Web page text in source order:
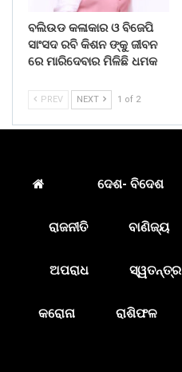
ବଲିଉଡ କଳାକାର ଓ ବିଜେପି
ସାଂସଦ ରବି କିଶନ ଙ୍କୁ ଜୀବନ
ରେ ମାରିଦେବାର ମିଳିଛି ଧମକ
PREV NEXT 1 of 2
ଦେଶ- ବିଦେଶ
ରାଜନୀତି ବାଣିଜ୍ୟ
ଅପରାଧ ସ୍ୱତନ୍ତ୍ର
କରୋନା ରାଶିଫଳ